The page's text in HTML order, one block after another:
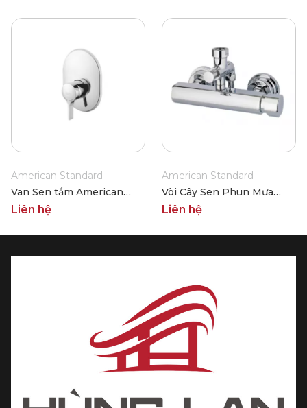
American Standard
Van Sen tắm American
WF-6822
Liên hệ
American Standard
Vòi Cây Sen Phun Mưa
American Standard Acacia
WF-2772
Liên hệ